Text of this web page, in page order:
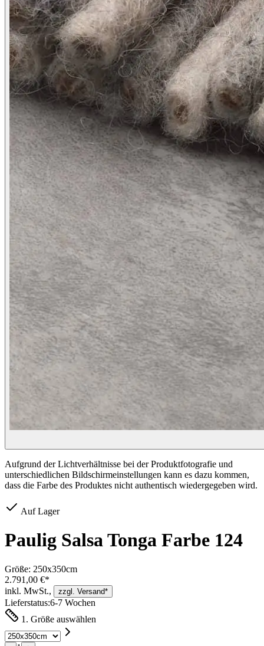
Aufgrund der Lichtverhältnisse bei der Produktfotografie und
unterschiedlichen Bildschirmeinstellungen kann es dazu kommen,
dass die Farbe des Produktes nicht authentisch wiedergegeben wird.
Auf Lager
Paulig Salsa Tonga Farbe 124
Größe: 250x350cm
2.791,00 €*
inkl. MwSt.,
zzgl. Versand*
Lieferstatus:6-7 Wochen
1. Größe auswählen